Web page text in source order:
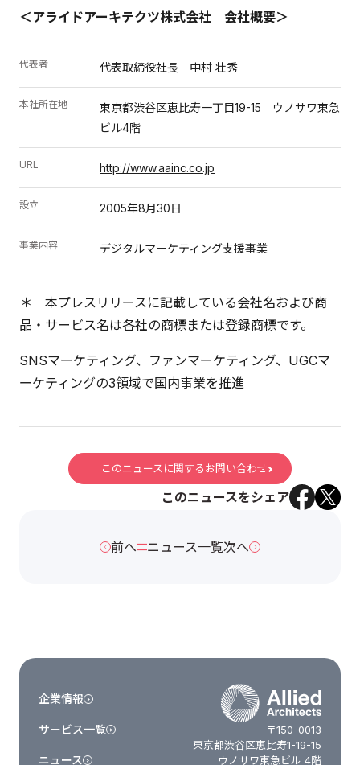
＜アライドアーキテクツ株式会社 会社概要＞
代表者 代表取締役社長 中村 壮秀
本社所在地
東京都渋谷区恵比寿一丁目19-15 ウノサワ東急
ビル4階
URL http://www.aainc.co.jp
設立 2005年8月30日
事業内容 デジタルマーケティング支援事業
＊ 本プレスリリースに記載している会社名および商
品・サービス名は各社の商標または登録商標です。
SNSマーケティング、ファンマーケティング、UGCマ
ーケティングの3領域で国内事業を推進
このニュースに関するお問い合わせ
このニュースをシェア
前へ ニュース一覧次へ
〒150-0013
東京都渋谷区恵比寿1-19-15
ウノサワ東急ビル 4階
企業情報
サービス一覧
ニュース